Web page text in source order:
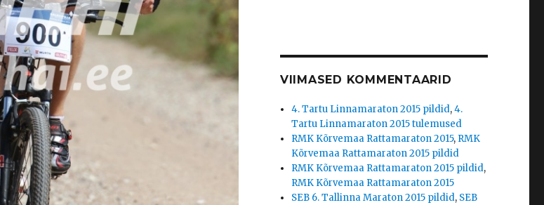
VIIMASED KOMMENTAARID
4. Tartu Linnamaraton 2015 pildid,4.
Tartu Linnamaraton 2015 tulemused
RMK Kõrvemaa Rattamaraton 2015, RMK
Kõrvemaa Rattamaraton 2015 pildid
RMK Kõrvemaa Rattamaraton 2015 pildid,
RMK Kõrvemaa Rattamaraton 2015
SEB 6. Tallinna Maraton 2015 pildid, SEB